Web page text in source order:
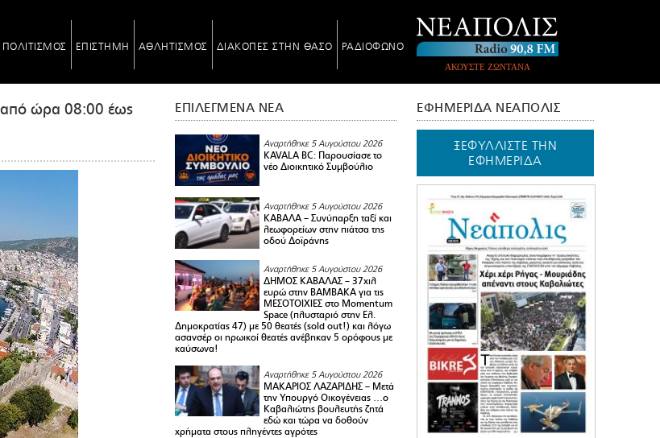
ΠΟΛΙΤΙΣΜΟΣ ΕΠΙΣΤΗΜΗ ΑΘΛΗΤΙΣΜΟΣ ΔΙΑΚΟΠΕΣ ΣΤΗΝ ΘΑΣΟ ΡΑΔΙΟΦΩΝΟ
ΑΚΟΥΣΤΕ ΖΩΝΤΑΝΑ
από ώρα 08:00 έως
ΕΠΙΛΕΓΜΕΝΑ ΝΕΑ
Αναρτήθηκε 5 Αυγούστου 2026
KAVALA BC: Παρουσίασε το
νέο Διοικητικό Συμβούλιο
Αναρτήθηκε 5 Αυγούστου 2026
ΚΑΒΑΛΑ – Συνύπαρξη ταξί και
λεωφορείων στην πιάτσα της
οδού Δοϊράνης
Αναρτήθηκε 5 Αυγούστου 2026
ΔΗΜΟΣ ΚΑΒΑΛΑΣ – 37χιλ
ευρώ στην ΒΑΜΒΑΚΑ για τις
ΜΕΣΟΤΟΙΧΙΕΣ στο Momentum
Space (πλυσταριό στην Ελ.
Δημοκρατίας 47) με 50 θεατές (sold out!) και λόγω
ασανσέρ οι ηρωικοί θεατές ανέβηκαν 5 ορόφους με
καύσωνα!
Αναρτήθηκε 5 Αυγούστου 2026
ΜΑΚΑΡΙΟΣ ΛΑΖΑΡΙΔΗΣ – Μετά
την Υπουργό Οικογένειας …ο
Καβαλιώτης βουλευτής ζητά
εδώ και τώρα να δοθούν
χρήματα στους πληγέντες αγρότες
ΕΦΗΜΕΡΙΔΑ ΝΕΑΠΟΛΙΣ
ΞΕΦΥΛΛΙΣΤΕ ΤΗΝ
ΕΦΗΜΕΡΙΔΑ